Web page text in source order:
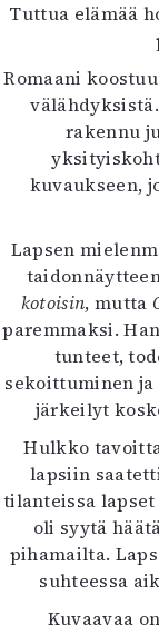
Tuttua elämää
Romaani
rakennu
kuvaukseen,
Lapsen
kotoisin, mutta
paremmaksi.
tunteet,
sekoittuminen ja
järkeilyt
Hulkko
lapsiin
tilanteissa
oli syytä
pihamailta.
suhteessa
Kuvaavaa